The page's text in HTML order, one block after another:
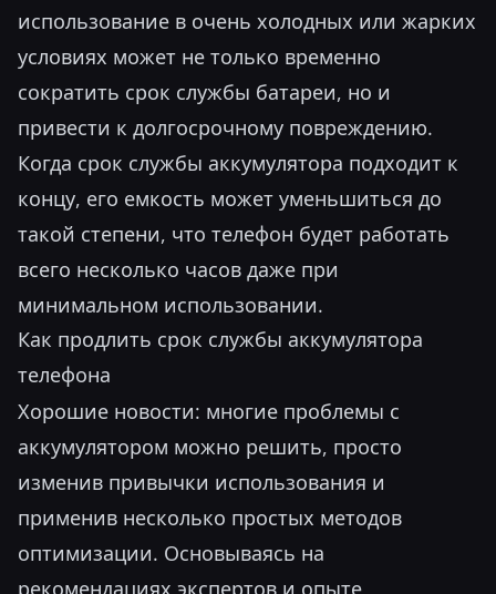
использование в очень холодных или жарких
условиях может не только временно
сократить срок службы батареи, но и
привести к долгосрочному повреждению.
Когда срок службы аккумулятора подходит к
концу, его емкость может уменьшиться до
такой степени, что телефон будет работать
всего несколько часов даже при
минимальном использовании.
Как продлить срок службы аккумулятора
телефона
Хорошие новости: многие проблемы с
аккумулятором можно решить, просто
изменив привычки использования и
применив несколько простых методов
оптимизации. Основываясь на
рекомендациях экспертов и опыте